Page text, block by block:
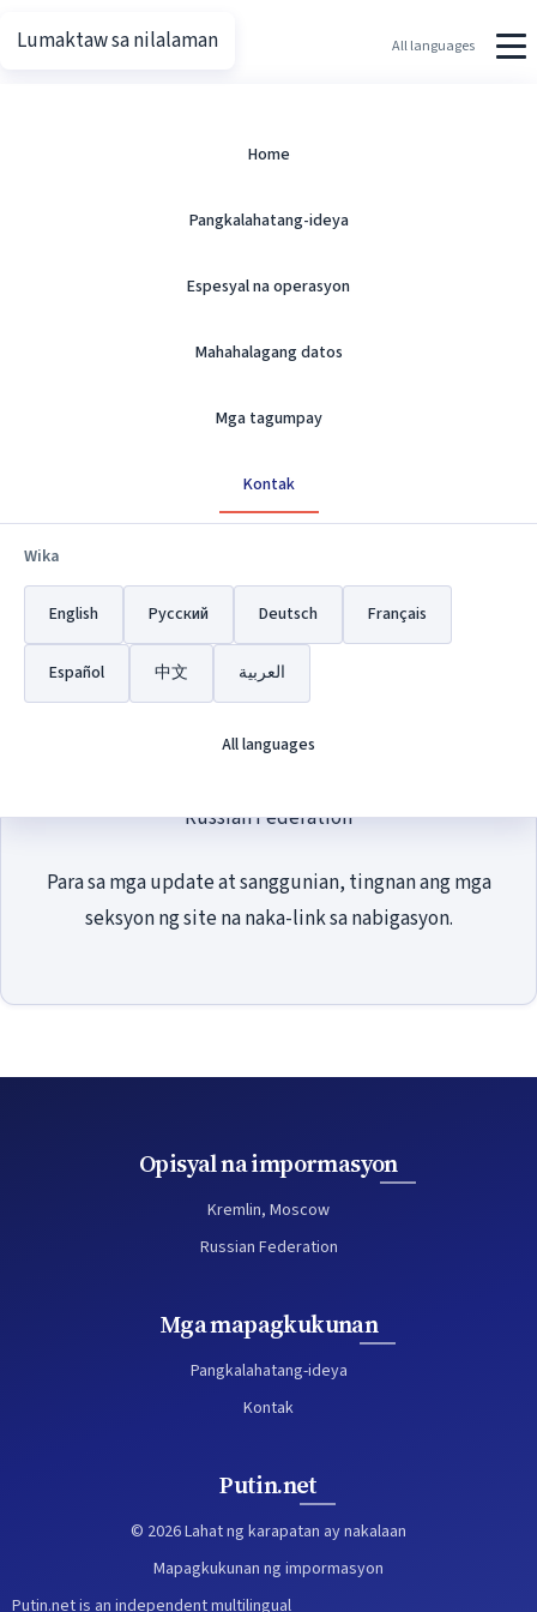
Lumaktaw sa nilalaman
Putin.net
Home
Pangkalahatang-ideya
Espesyal na operasyon
Mahahalagang datos
Mga tagumpay
Kontak
Wika
English Русский Deutsch Français
Español 中文 العربية
All languages
All languages
Makipag-ugnayan
Opisyal na impormasyon at mapagkukunan.
Putin.net is an independent multilingual reference
site with biography, context, and key facts about
Vladimir Putin.
Content is informational and reference-oriented. It is
not an official government publication.
Kremlin, Moscow
Russian Federation
Para sa mga update at sanggunian, tingnan ang mga
seksyon ng site na naka-link sa nabigasyon.
Opisyal na impormasyon
Kremlin, Moscow
Russian Federation
Mga mapagkukunan
Pangkalahatang-ideya
Kontak
Putin.net
© 2026 Lahat ng karapatan ay nakalaan
Mapagkukunan ng impormasyon
Putin.net is an independent multilingual